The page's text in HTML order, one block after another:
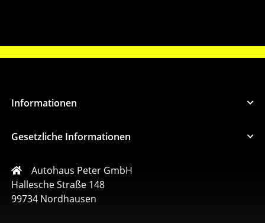
Informationen
Gesetzliche Informationen
Autohaus Peter GmbH
Hallesche Straße 148
99734 Nordhausen